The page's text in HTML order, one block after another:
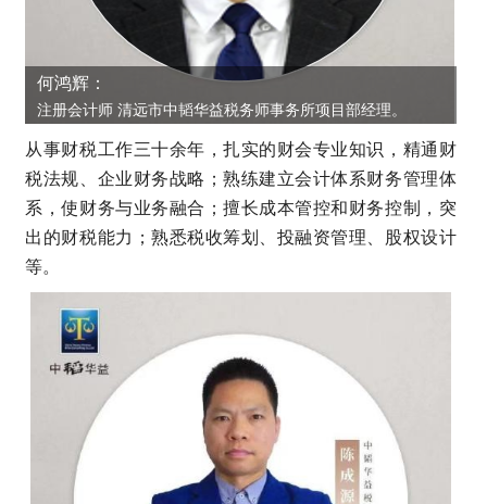
何鸿辉：
注册会计师 清远市中韬华益税务师事务所项目部经理。
从事财税工作三十余年，扎实的财会专业知识，精通财
税法规、企业财务战略；熟练建立会计体系财务管理体
系，使财务与业务融合；擅长成本管控和财务控制，突
出的财税能力；熟悉税收筹划、投融资管理、股权设计
等。